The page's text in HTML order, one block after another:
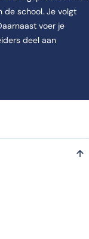
.
de school. Je volgt
voer je
deel aan